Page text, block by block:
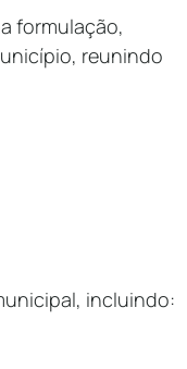
formulação,
reunindo
incluindo: